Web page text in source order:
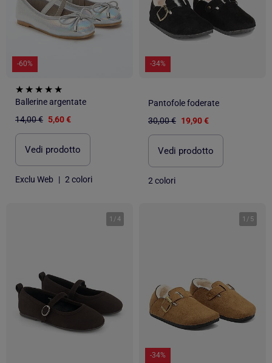
-60%
Ballerine argentate
14,00 € 5,60 €
Vedi prodotto
Exclu Web | 2 colori
-34%
Pantofole foderate
30,00 € 19,90 €
Vedi prodotto
2 colori
1 /4 1 / 5
-34%